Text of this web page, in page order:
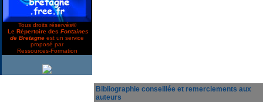
Tous droits réservés©
Le Répertoire des Fontaines
de Bretagne est un service
proposé par
Ressources-Formation
Bibliographie conseillée et remerciements aux
auteurs